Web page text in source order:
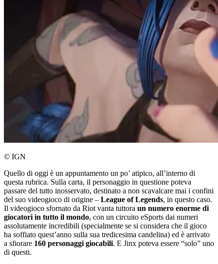
© IGN
Quello di oggi è un appuntamento un po’ atipico, all’interno di
questa rubrica. Sulla carta, il personaggio in questione poteva
passare del tutto inosservato, destinato a non scavalcare mai i confini
del suo videogioco di origine – League of Legends, in questo caso.
Il videogioco sfornato da Riot vanta tuttora un numero enorme di
giocatori in tutto il mondo, con un circuito eSports dai numeri
assolutamente incredibili (specialmente se si considera che il gioco
ha soffiato quest’anno sulla sua tredicesima candelina) ed è arrivato
a sfiorare 160 personaggi giocabili. E Jinx poteva essere “solo” uno
di questi.